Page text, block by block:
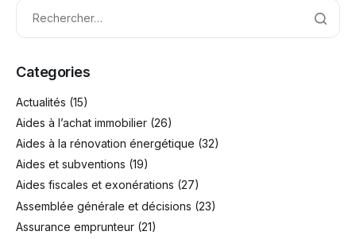
Categories
Actualités (15)
Aides à l’achat immobilier (26)
Aides à la rénovation énergétique (32)
Aides et subventions (19)
Aides fiscales et exonérations (27)
Assemblée générale et décisions (23)
Assurance emprunteur (21)